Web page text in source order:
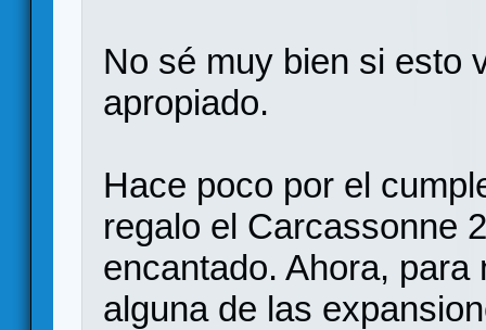
No sé muy bien si esto
apropiado.
Hace poco por el
regalo el Carcassonne
encantado. Ahora,
alguna de las